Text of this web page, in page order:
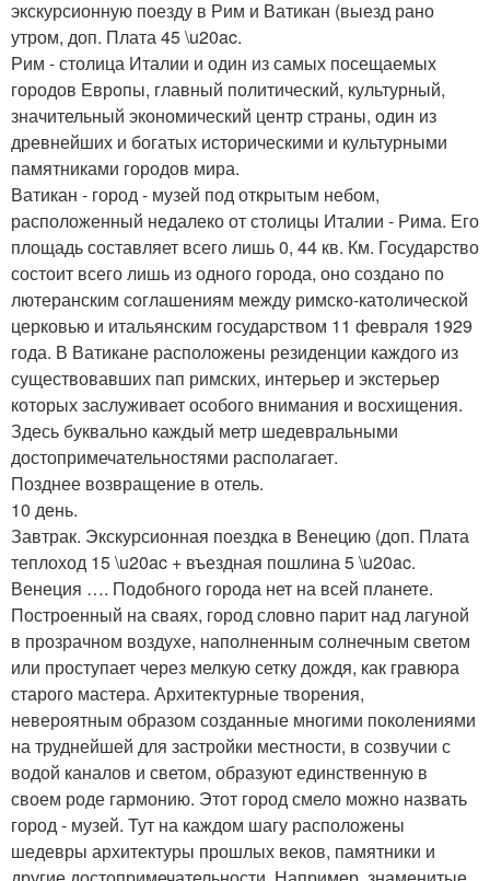
экскурсионную поезду в Рим и Ватикан (выезд рано
утром, доп. Плата 45 \u20ac.
Рим - столица Италии и один из самых посещаемых
городов Европы, главный политический, культурный,
значительный экономический центр страны, один из
древнейших и богатых историческими и культурными
памятниками городов мира.
Ватикан - город - музей под открытым небом,
расположенный недалеко от столицы Италии - Рима. Его
площадь составляет всего лишь 0, 44 кв. Км. Государство
состоит всего лишь из одного города, оно создано по
лютеранским соглашениям между римско-католической
церковью и итальянским государством 11 февраля 1929
года. В Ватикане расположены резиденции каждого из
существовавших пап римских, интерьер и экстерьер
которых заслуживает особого внимания и восхищения.
Здесь буквально каждый метр шедевральными
достопримечательностями располагает.
Позднее возвращение в отель.
10 день.
Завтрак. Экскурсионная поездка в Венецию (доп. Плата
теплоход 15 \u20ac + въездная пошлина 5 \u20ac.
Венеция …. Подобного города нет на всей планете.
Построенный на сваях, город словно парит над лагуной
в прозрачном воздухе, наполненным солнечным светом
или проступает через мелкую сетку дождя, как гравюра
старого мастера. Архитектурные творения,
невероятным образом созданные многими поколениями
на труднейшей для застройки местности, в созвучии с
водой каналов и светом, образуют единственную в
своем роде гармонию. Этот город смело можно назвать
город - музей. Тут на каждом шагу расположены
шедевры архитектуры прошлых веков, памятники и